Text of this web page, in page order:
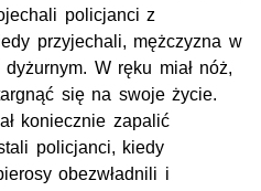
policjanci z
przyjechali, mężczyzna w
W ręku miał nóż,
się na swoje życie.
koniecznie zapalić
policjanci, kiedy
obezwładnili i